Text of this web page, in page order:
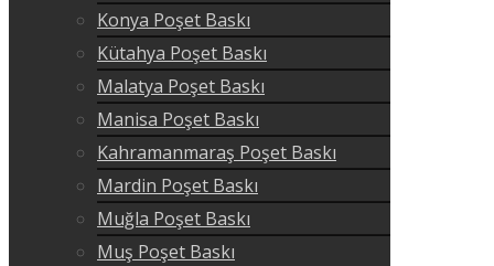
Konya Poşet Baskı
Kütahya Poşet Baskı
Malatya Poşet Baskı
Manisa Poşet Baskı
Kahramanmaraş Poşet Baskı
Mardin Poşet Baskı
Muğla Poşet Baskı
Muş Poşet Baskı